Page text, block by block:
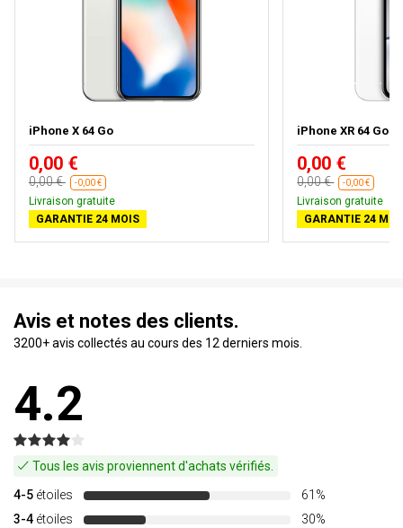
iPhone X 64 Go
0,00 €
0,00 € -0,00 €
Livraison gratuite
GARANTIE 24 MOIS
iPhone XR 64 Go
0,00 €
0,00 € -0,00 €
Livraison gratuite
GARANTIE 24
Avis et notes des clients.
3200+ avis collectés au cours des 12 derniers mois.
4.2
Tous les avis proviennent d'achats vérifiés.
4-5 étoiles
61%
3-4 étoiles
30%